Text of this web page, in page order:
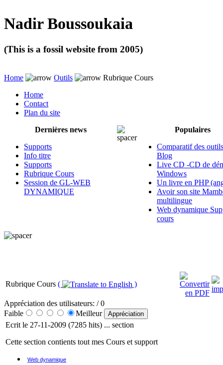
Nadir Boussoukaia
(This is a fossil website from 2005)
Home Outils
Rubrique Cours
Home
Contact
Plan du site
Dernières news
Supports
Info titre
Supports
Rubrique Cours
Session de GL-WEB
DYNAMIQUE
Populaires
Comparatif des
Blog
Live CD -CD de
Windows
Un livre en PHP
Avoir son site
multilingue
Web dynamique
cours
Rubrique Cours ( )
Appréciation des utilisateurs: / 0
Faible
Meilleur
Ecrit le 27-11-2009 (7285 hits) ... section
Cette section contients tout mes Cours et support
Web dynamique